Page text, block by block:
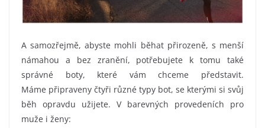
A samozřejmě, abyste mohli běhat přirozeně, s menší
námahou a bez zranění, potřebujete k tomu také
správné boty, které vám chceme představit.
Máme připraveny čtyři různé typy bot, se kterými si svůj
běh opravdu užijete. V barevných provedeních pro
muže i ženy: